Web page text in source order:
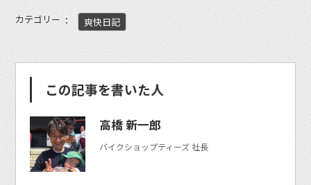
カテゴリー 爽快日記
この記事を書いた人
高橋 新一郎
バイクショップティーズ 社長